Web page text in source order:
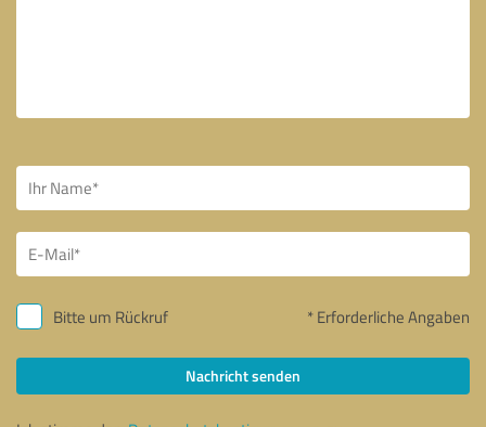
Bitte um Rückruf * Erforderliche Angaben
Nachricht senden